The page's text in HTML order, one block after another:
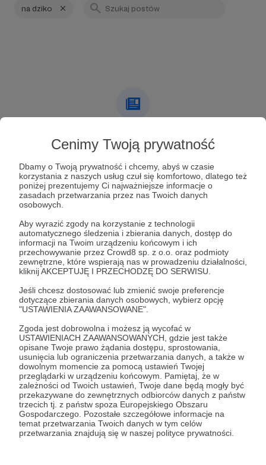
Cenimy Twoją prywatność
Dbamy o Twoją prywatność i chcemy, abyś w czasie
korzystania z naszych usług czuł się komfortowo, dlatego też
poniżej prezentujemy Ci najważniejsze informacje o
zasadach przetwarzania przez nas Twoich danych
osobowych.
Aby wyrazić zgody na korzystanie z technologii
automatycznego śledzenia i zbierania danych, dostęp do
informacji na Twoim urządzeniu końcowym i ich
przechowywanie przez Crowd8 sp. z o.o. oraz podmioty
zewnętrzne, które wspierają nas w prowadzeniu działalności,
kliknij AKCEPTUJĘ I PRZECHODZĘ DO SERWISU.
Jeśli chcesz dostosować lub zmienić swoje preferencje
dotyczące zbierania danych osobowych, wybierz opcję
"USTAWIENIA ZAAWANSOWANE".
Zgoda jest dobrowolna i możesz ją wycofać w
USTAWIENIACH ZAAWANSOWANYCH, gdzie jest także
opisane Twoje prawo żądania dostępu, sprostowania,
usunięcia lub ograniczenia przetwarzania danych, a także w
dowolnym momencie za pomocą ustawień Twojej
przeglądarki w urządzeniu końcowym. Pamiętaj, że w
zależności od Twoich ustawień, Twoje dane będą mogły być
przekazywane do zewnętrznych odbiorców danych z państw
trzecich tj. z państw spoza Europejskiego Obszaru
Gospodarczego. Pozostałe szczegółowe informacje na
temat przetwarzania Twoich danych w tym celów
przetwarzania znajdują się w naszej polityce prywatności.
na dziko
Lista postów jest pusta
Autor nie dodał jeszcze żadnych postów
Dołącz do grona Patronów!
Wesprzyj działalność AutoraDo Przodu!już teraz!
Zostań Patronem